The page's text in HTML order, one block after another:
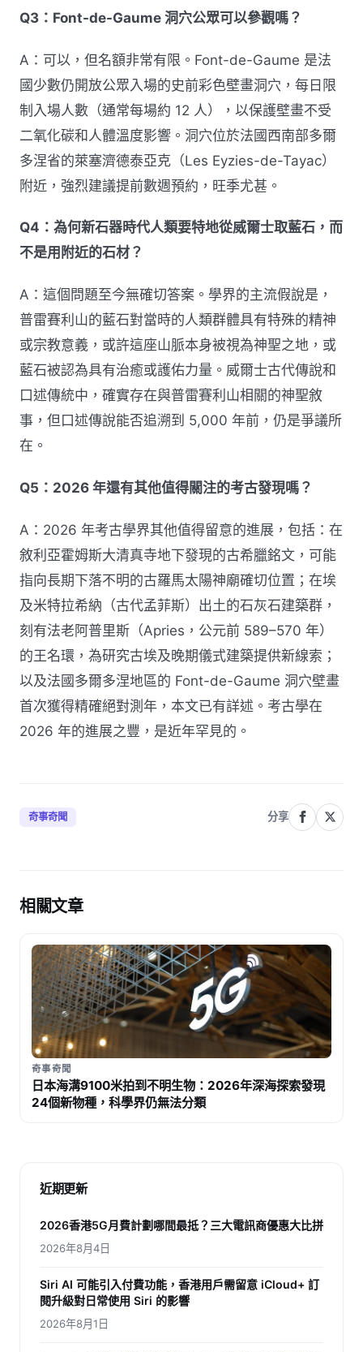
Q3：Font-de-Gaume 洞穴公眾可以參觀嗎？
A：可以，但名額非常有限。Font-de-Gaume 是法
國少數仍開放公眾入場的史前彩色壁畫洞穴，每日限
制入場人數（通常每場約 12 人），以保護壁畫不受
二氧化碳和人體溫度影響。洞穴位於法國西南部多爾
多涅省的萊塞濟德泰亞克（Les Eyzies-de-Tayac）
附近，強烈建議提前數週預約，旺季尤甚。
Q4：為何新石器時代人類要特地從威爾士取藍石，而
不是用附近的石材？
A：這個問題至今無確切答案。學界的主流假說是，
普雷賽利山的藍石對當時的人類群體具有特殊的精神
或宗教意義，或許這座山脈本身被視為神聖之地，或
藍石被認為具有治癒或護佑力量。威爾士古代傳說和
口述傳統中，確實存在與普雷賽利山相關的神聖敘
事，但口述傳說能否追溯到 5,000 年前，仍是爭議所
在。
Q5：2026 年還有其他值得關注的考古發現嗎？
A：2026 年考古學界其他值得留意的進展，包括：在
敘利亞霍姆斯大清真寺地下發現的古希臘銘文，可能
指向長期下落不明的古羅馬太陽神廟確切位置；在埃
及米特拉希納（古代孟菲斯）出土的石灰石建築群，
刻有法老阿普里斯（Apries，公元前 589–570 年）
的王名環，為研究古埃及晚期儀式建築提供新線索；
以及法國多爾多涅地區的 Font-de-Gaume 洞穴壁畫
首次獲得精確絕對測年，本文已有詳述。考古學在
2026 年的進展之豐，是近年罕見的。
奇事奇聞 分享
相關文章
奇事奇聞
日本海溝9100米拍到不明生物：2026年深海探索發現
24個新物種，科學界仍無法分類
近期更新
2026香港5G月費計劃哪間最抵？三大電訊商優惠大比拼
2026年8月4日
Siri AI 可能引入付費功能，香港用戶需留意 iCloud+ 訂
閱升級對日常使用 Siri 的影響
2026年8月1日